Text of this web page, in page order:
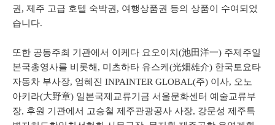
권, 제주 고급 호텔 숙박권, 여행상품권 등의 상품이 수여되었
습니다.
또한 공동주최 기관에서 이케다 요오이치(池田洋一) 주제주일
본국총영사를 비롯해, 미츠하타 유스케(光畑雄介) 한국토요타
자동차 부사장, 엄혜진 INPAINTER GLOBAL(주) 이사, 오노
아키라(大野章) 일본국제교류기금 서울문화센터 예술교류부
장, 후원 기관에서 고승철 제주관광공사 사장, 강문성 제주특